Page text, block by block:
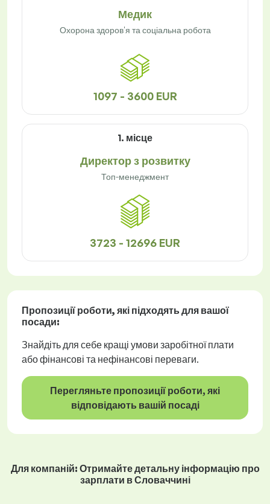
Медик
Охорона здоров'я та соціальна робота
1097 - 3600 EUR
1. місце
Директор з розвитку
Топ-менеджмент
3723 - 12696 EUR
Пропозиції роботи, які підходять для вашої
посади:
Знайдіть для себе кращі умови заробітної плати
або фінансові та нефінансові переваги.
Перегляньте пропозиції роботи, які
відповідають вашій посаді
Для компаній: Отримайте детальну інформацію про
зарплати в Словаччині